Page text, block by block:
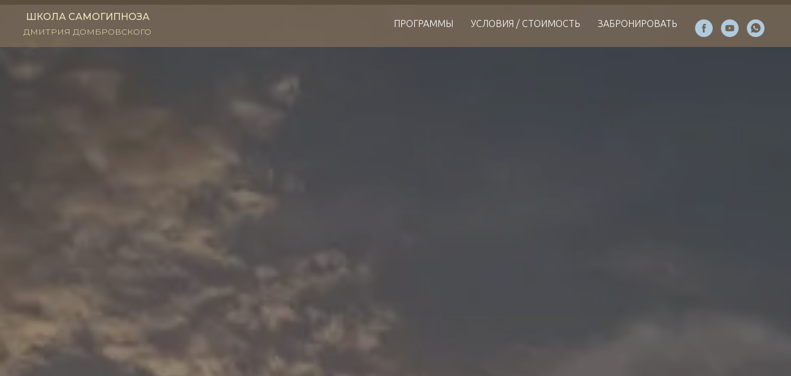
ШКОЛА САМОГИПНОЗА
ДМИТРИЯ ДОМБРОВСКОГО
ПРОГРАММЫ УСЛОВИЯ / СТОИМОСТЬ ЗАБРОНИРОВАТЬ